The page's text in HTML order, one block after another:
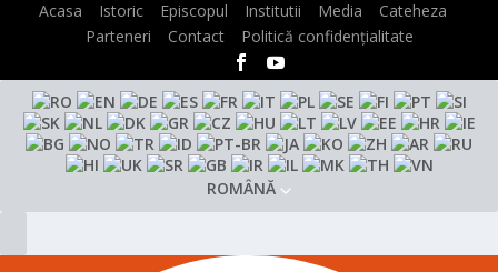
Acasa Istoric Episcopul Institutii Media
Cateheza
Parteneri
Contact Politică confidențialitate
ROMÂNĂ